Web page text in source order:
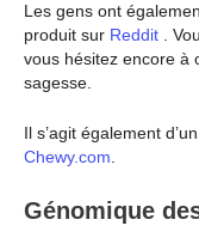
Les gens ont
produit sur Reddit .
vous hésitez encore à
sagesse.
Il s’agit également
Chewy.com.
Génomique